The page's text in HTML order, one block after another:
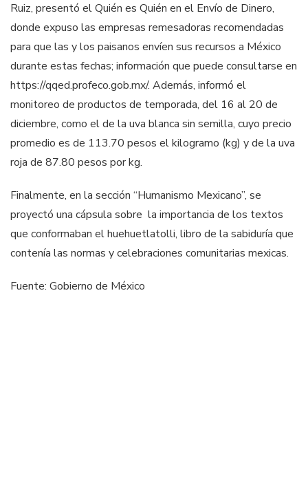
Ruiz, presentó el Quién es Quién en el Envío de Dinero,
donde expuso las empresas remesadoras recomendadas
para que las y los paisanos envíen sus recursos a México
durante estas fechas; información que puede consultarse en
https://qqed.profeco.gob.mx/. Además, informó el
monitoreo de productos de temporada, del 16 al 20 de
diciembre, como el de la uva blanca sin semilla, cuyo precio
promedio es de 113.70 pesos el kilogramo (kg) y de la uva
roja de 87.80 pesos por kg.
Finalmente, en la sección “Humanismo Mexicano”, se
proyectó una cápsula sobre la importancia de los textos
que conformaban el huehuetlatolli, libro de la sabiduría que
contenía las normas y celebraciones comunitarias mexicas.
Fuente: Gobierno de México